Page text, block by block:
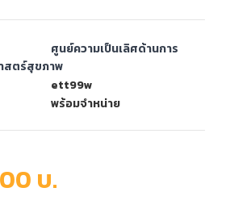
ศูนย์ความเป็นเลิศด้านการ
สตร์สุขภาพ
ett99w
พร้อมจำหน่าย
บ.